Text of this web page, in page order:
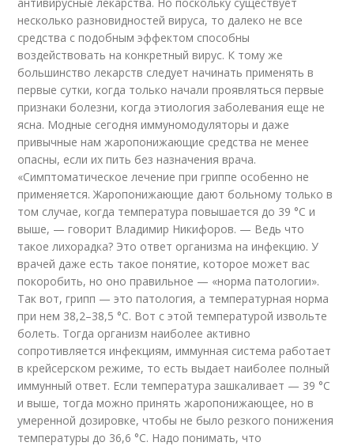
несколько разновидностей вируса, то далеко не все
средства с подобным эффектом способны
воздействовать на конкретный вирус. К тому же
большинство лекарств следует начинать применять в
первые сутки, когда только начали проявляться первые
признаки болезни, когда этиология заболевания еще не
ясна. Модные сегодня иммуномодуляторы и даже
привычные нам жаропонижающие средства не менее
опасны, если их пить без назначения врача.
«Симптоматическое лечение при гриппе особенно не
применяется. Жаропонижающие дают больному только в
том случае, когда температура повышается до 39 °С и
выше, — говорит Владимир Никифоров. — Ведь что
такое лихорадка? Это ответ организма на инфекцию. У
врачей даже есть такое понятие, которое может вас
покоробить, но оно правильное — «норма патологии».
Так вот, грипп — это патология, а температурная норма
при нем 38,2–38,5 °С. Вот с этой температурой извольте
болеть. Тогда организм наиболее активно
сопротивляется инфекциям, иммунная система работает
в крейсерском режиме, то есть выдает наиболее полный
иммунный ответ. Если температура зашкаливает — 39 °С
и выше, тогда можно принять жаропонижающее, но в
умеренной дозировке, чтобы не было резкого понижения
температуры до 36,6 °С. Надо понимать, что